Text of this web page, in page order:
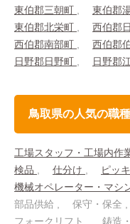
東伯郡三朝町
東伯郡
東伯郡北栄町
西伯郡
西伯郡南部町
西伯郡
日野郡日野町
日野郡
鳥取県の人気の職
工場スタッフ・工場内作
検品
仕分け
ピッ
機械オペレーター・マシ
部品供給
保守・保全
フォークリフト
鋳造